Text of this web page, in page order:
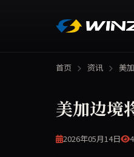
首页 资讯 美
美加边
2026年05月14日